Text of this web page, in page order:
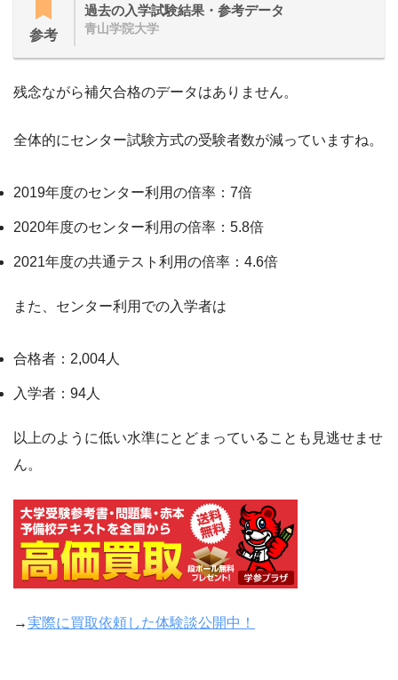
参考
過去の入学試験結果・参考データ
青山学院大学
残念ながら補欠合格のデータはありません。
全体的にセンター試験方式の受験者数が減っていますね。
2019年度のセンター利用の倍率：7倍
2020年度のセンター利用の倍率：5.8倍
2021年度の共通テスト利用の倍率：4.6倍
また、センター利用での入学者は
合格者：2,004人
入学者：94人
以上のように低い水準にとどまっていることも見逃せませ
ん。
→実際に買取依頼した体験談公開中！